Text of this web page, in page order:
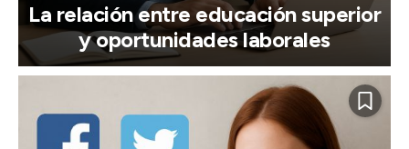
La relación entre educación superior
y oportunidades laborales